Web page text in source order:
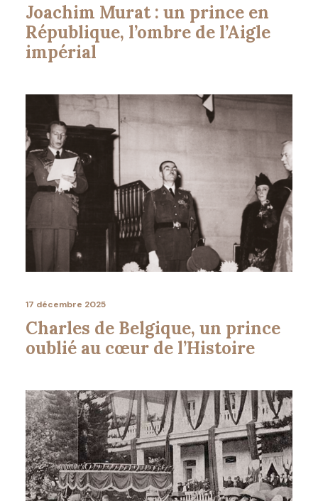
Joachim Murat : un prince en
République, l’ombre de l’Aigle
impérial
17 décembre 2025
Charles de Belgique, un prince
oublié au cœur de l’Histoire